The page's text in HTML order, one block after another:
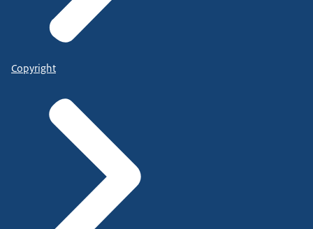
Copyright